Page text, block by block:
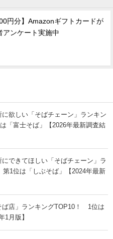
円分】Amazonギフトカードが
アンケート実施中
に欲しい「そばチェーン」ランキン
「富士そば」【2026年最新調査結
にできてほしい「そばチェーン」ラ
1位は「しぶそば」【2024年最新
ば店」ランキングTOP10！ 1位は
1月版】